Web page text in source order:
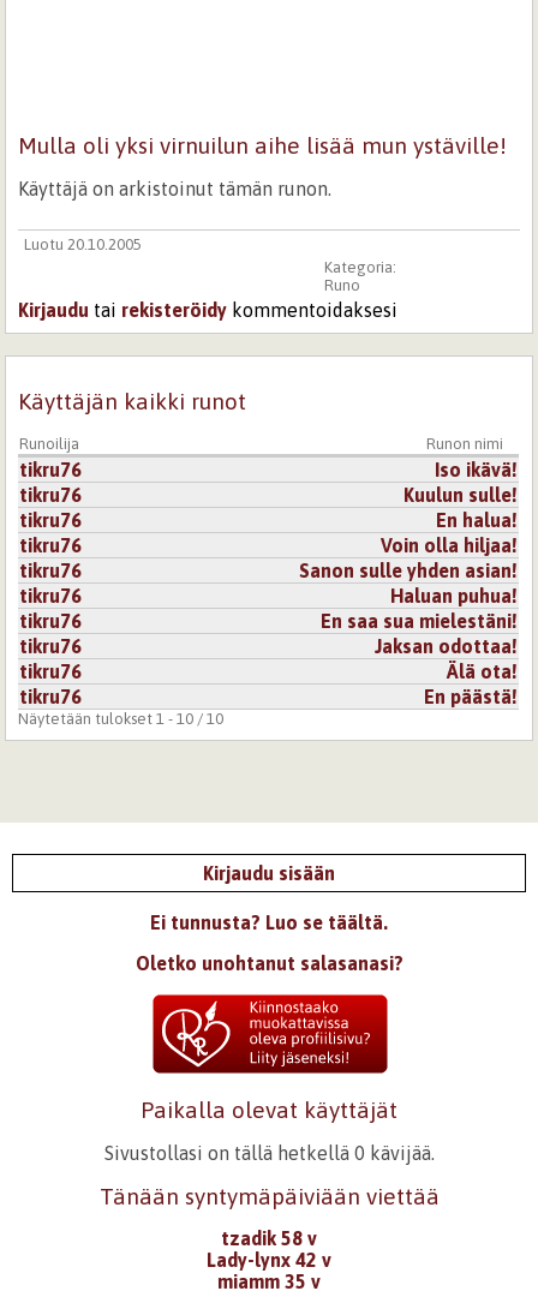
Mulla oli yksi virnuilun aihe lisää mun ystäville!
Käyttäjä on arkistoinut tämän runon.
Luotu 20.10.2005
Kategoria:
Runo
Kirjaudu tai rekisteröidy kommentoidaksesi
Käyttäjän kaikki runot
Runoilija Runon nimi
tikru76
Iso ikävä!
tikru76
Kuulun sulle!
tikru76
En halua!
tikru76
Voin olla hiljaa!
tikru76
Sanon sulle yhden asian!
tikru76
Haluan puhua!
tikru76
En saa sua mielestäni!
tikru76
Jaksan odottaa!
tikru76
Älä ota!
tikru76
En päästä!
Näytetään tulokset 1 - 10 / 10
Kirjaudu sisään
Ei tunnusta? Luo se täältä.
Oletko unohtanut salasanasi?
Paikalla olevat käyttäjät
Sivustollasi on tällä hetkellä 0 kävijää.
Tänään syntymäpäiviään viettää
tzadik 58 v
Lady-lynx 42 v
miamm 35 v